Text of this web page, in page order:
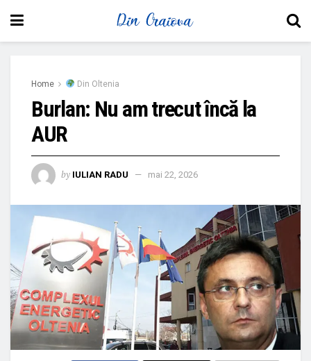
Home Din Oltenia
Burlan: Nu am trecut încă la
AUR
by IULIAN RADU mai 22, 2026